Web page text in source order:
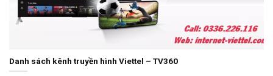
Danh sách kênh truyền hình Viettel – TV360